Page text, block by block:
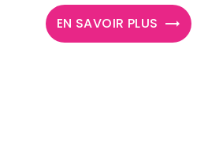
EN SAVOIR PLUS